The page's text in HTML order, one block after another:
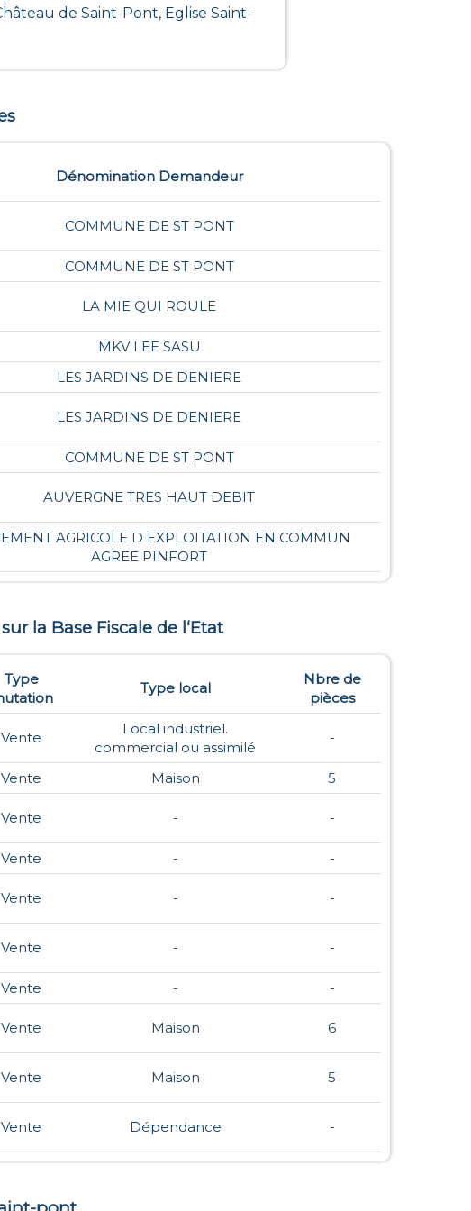
de Saint-Pont, Eglise Saint-
Dénomination Demandeur
COMMUNE DE ST PONT
COMMUNE DE ST PONT
LA MIE QUI ROULE
MKV LEE SASU
LES JARDINS DE DENIERE
LES JARDINS DE DENIERE
COMMUNE DE ST PONT
AUVERGNE TRES HAUT DEBIT
AGRICOLE D EXPLOITATION EN COMMUN
AGREE PINFORT
la Base Fiscale de l‘Etat
Type
Type local
Nbre de
pièces
Vente
Local industriel.
commercial ou assimilé
-
Vente Maison 5
Vente - -
Vente - -
Vente - -
Vente - -
Vente - -
Vente Maison 6
Vente Maison 5
Vente Dépendance -